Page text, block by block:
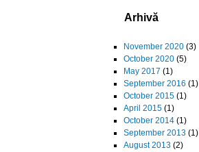
Arhivă
November 2020(3)
October 2020(5)
May 2017 (1)
September 2016 (1)
October 2015(1)
April 2015(1)
October 2014(1)
September 2013(1)
August 2013(2)